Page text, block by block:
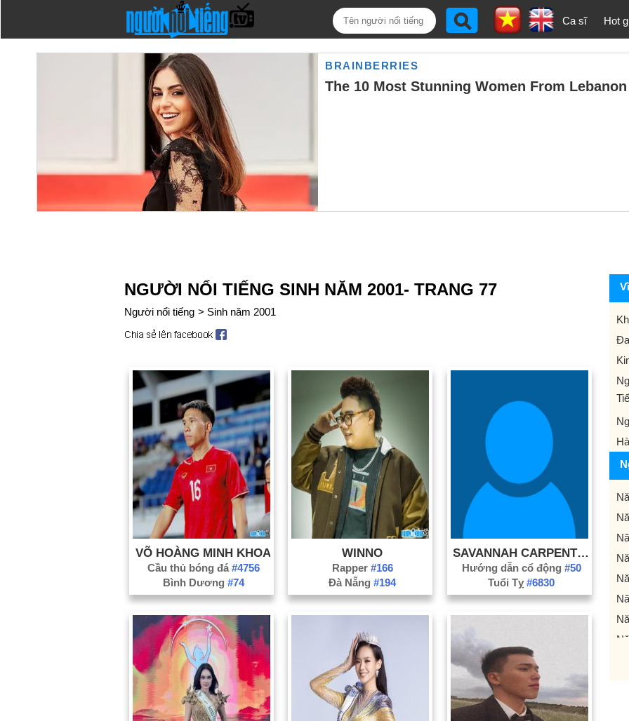
Ca sĩ Hot
NGƯỜI NỔI TIẾNG SINH NĂM 2001- TRANG 77
Người nổi tiếng > Sinh năm 2001
VÕ HOÀNG MINH KHOA
Cầu thủ bóng đá #4756
Bình Dương #74
WINNO
Rapper #166
Đà Nẵng#194
SAVANNAH CARPENTER
Hướng dẫn cổ động #50
Tuổi Tỵ#6830